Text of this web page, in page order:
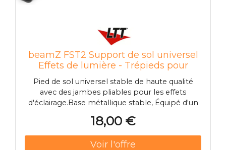
beamZ FST2 Support de sol universel
Effets de lumière - Trépieds pour
éclairage
Pied de sol universel stable de haute qualité
avec des jambes pliables pour les effets
d'éclairage.Base métallique stable, Équipé d'un
Couleur du produit: Noir, Matériau: Aluminium,
métal, Boulon fileté: M10, Dimensions: Base:
270 x 270 x 70mm, Poids (kg): 0.7500
18,00 €